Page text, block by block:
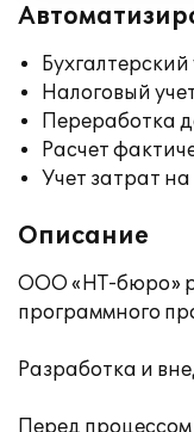
Бухгалтерский
Налоговый
Переработка
Расчет
Учет затрат
Описание
ООО «НТ-бюро»
программного
Разработка и
Перед